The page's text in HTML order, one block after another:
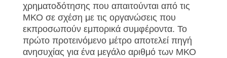
χρηματοδότησης που απαιτούνται από τις
ΜΚΟ σε σχέση με τις οργανώσεις που
εκπροσωπούν εμπορικά συμφέροντα. Το
πρώτο προτεινόμενο μέτρο αποτελεί πηγή
ανησυχίας για ένα μεγάλο αριθμό των ΜΚΟ